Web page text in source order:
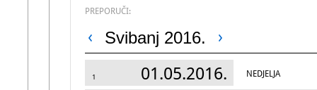
PREPORUČI:
Svibanj 2016.
1 01.05.2016. NEDJELJA